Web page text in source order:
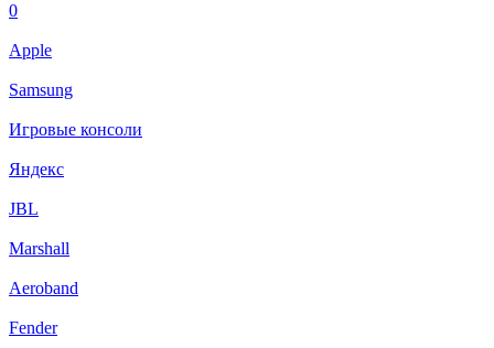
0
Apple
Samsung
Игровые консоли
Яндекс
JBL
Marshall
Aeroband
Fender